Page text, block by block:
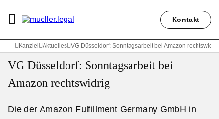
Kontakt
Kanzlei Aktuelles VG Düsseldorf: Sonntagsarbeit bei Amazon rechtswidrig
VG Düsseldorf: Sonntagsarbeit bei
Amazon rechtswidrig
Die der Amazon Fulfillment Germany GmbH in